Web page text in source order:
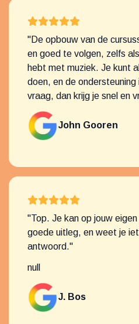
"De opbouw van de
en goed te volgen, zelfs
hebt met muziek. Je kunt
doen, en de
vraag, dan krijg je snel en
John Gooren
"Top. Je kan op jouw
goede uitleg, en weet je
antwoord."
null
J. Bos